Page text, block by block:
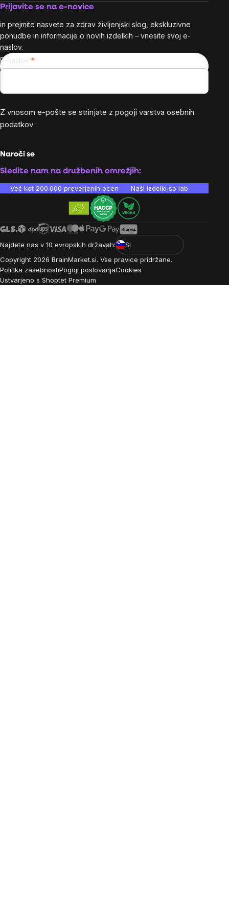
Prijavite se na e-novice
in prejmite nasvete za zdrav življenjski slog, ekskluzivne
ponudbe in informacije o novih izdelkih – vnesite svoj e-
naslov.
E-naslov
Z vnosom e-pošte se strinjate z pogoji varstva osebnih
podatkov
Naroči se
Sledite nam na družbenih omrežjih:
Več kot 200.000 preverjenih ocen Naši izdelki so laboratorijsko
Najdete nas v 10 evropskih državah:
SI
Copyright 2026 BrainMarket.si. Vse pravice pridržane.
Politika zasebnostiPogoji poslovanjaCookies
Ustvarjeno s Shoptet Premium